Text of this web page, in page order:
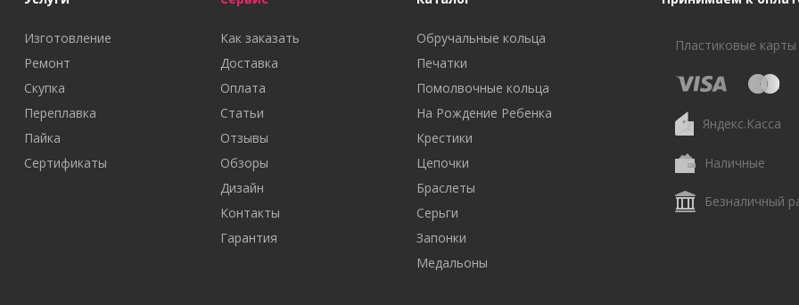
Изготовление
Ремонт
Скупка
Переплавка
Пайка
Сертификаты
Как заказать
Доставка
Оплата
Статьи
Отзывы
Обзоры
Дизайн
Контакты
Гарантия
Обручальные кольца
Печатки
Помолвочные кольца
На Рождение Ребенка
Крестики
Цепочки
Браслеты
Серьги
Запонки
Медальоны
Пластиковые карты
Яндекс.Касса
Наличные
Безналичный